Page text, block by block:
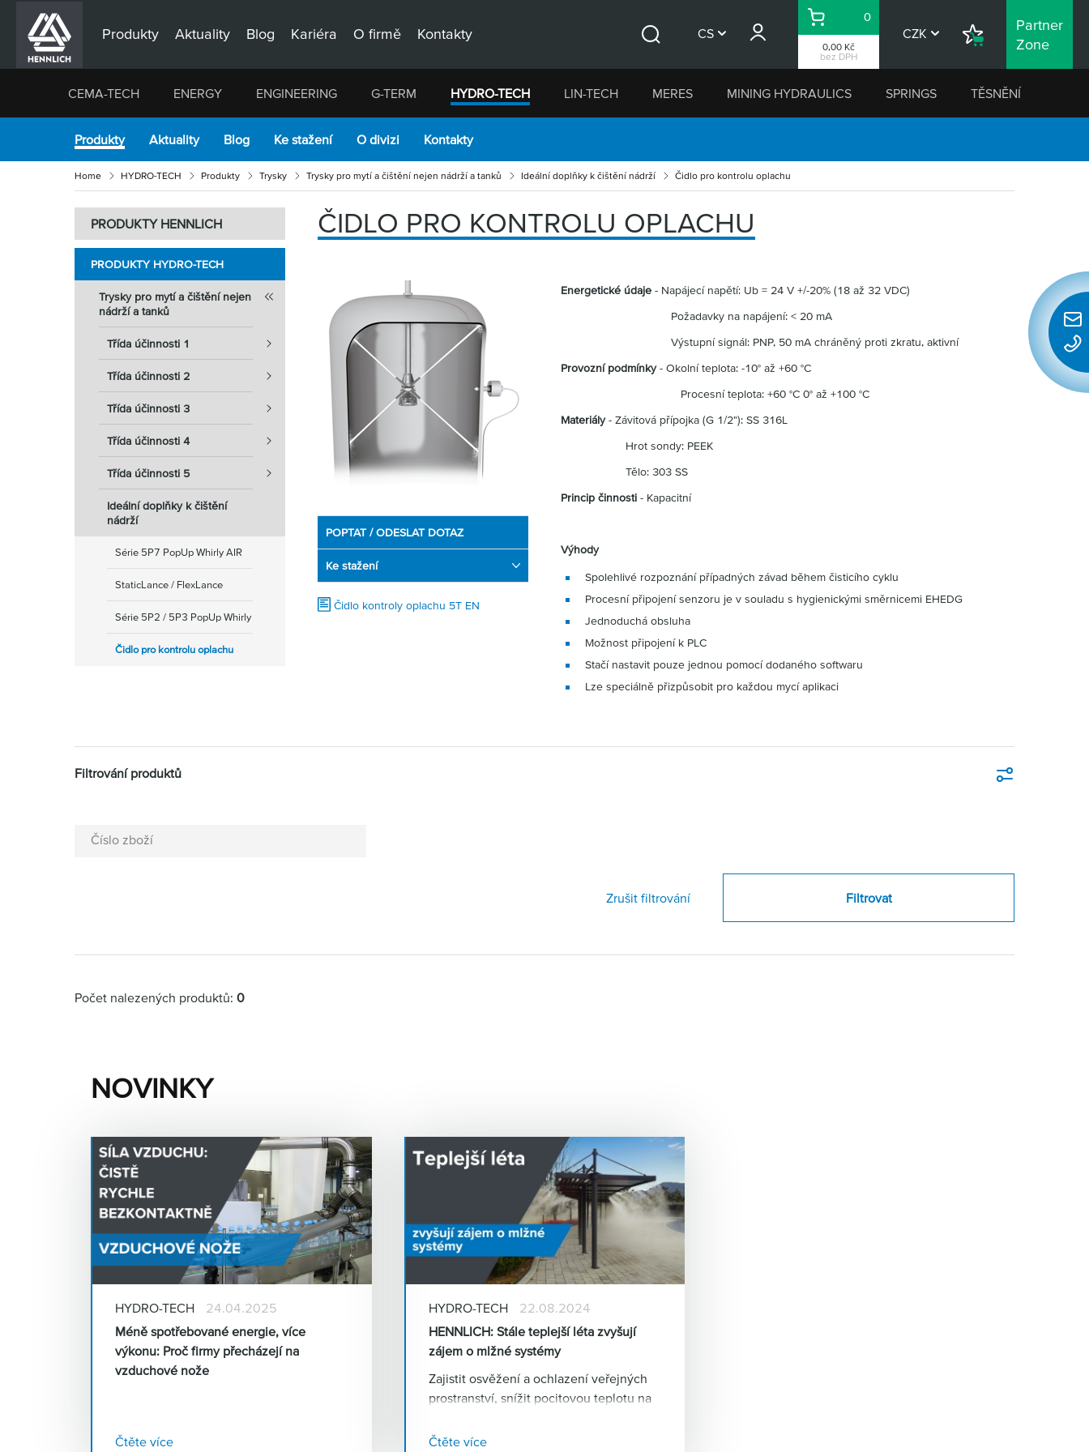
Produkty Aktuality Blog Kariéra O firmě Kontakty CS
0,00 Kč
bez DPH
Košík
0
CZK
Nákupní
Partner
Zone
CEMA-TECH ENERGY ENGINEERING G-TERM HYDRO-TECH LIN-TECH MERES MINING HYDRAULICS SPRINGS TĚSNĚNÍ
Produkty Aktuality Blog Ke stažení O divizi Kontakty
Home HYDRO-TECH Produkty Trysky Trysky pro mytí a čištění nejen nádrží a tanků Ideální doplňky k čištění nádrží Čidlo pro kontrolu oplachu
PRODUKTY HENNLICH
PRODUKTY HYDRO-TECH
Trysky pro mytí a čištění nejen
nádrží a tanků
Třída účinnosti 1
Třída účinnosti 2
Třída účinnosti 3
Třída účinnosti 4
Třída účinnosti 5
Ideální doplňky k čištění
nádrží
Série 5P7 PopUp Whirly AIR
StaticLance / FlexLance
Série 5P2 / 5P3 PopUp Whirly
Čidlo pro kontrolu oplachu
ČIDLO PRO KONTROLU OPLACHU
POPTAT / ODESLAT DOTAZ
Ke stažení
Čidlo kontroly oplachu 5T EN
Energetické údaje - Napájecí napětí: Ub = 24 V +/-20% (18 až 32 VDC)
Požadavky na napájení: < 20 mA
Výstupní signál: PNP, 50 mA chráněný proti zkratu, aktivní
Provozní podmínky- Okolní teplota: -10° až +60 °C
Procesní teplota: +60 °C 0° až +100 °C
Materiály- Závitová přípojka (G 1/2"): SS 316L
Hrot sondy: PEEK
Tělo: 303 SS
Princip činnosti - Kapacitní
Výhody
Spolehlivé rozpoznání případných závad během čisticího cyklu
Procesní připojení senzoru je v souladu s hygienickými směrnicemi EHEDG
Jednoduchá obsluha
Možnost připojení k PLC
Stačí nastavit pouze jednou pomocí dodaného softwaru
Lze speciálně přizpůsobit pro každou mycí aplikaci
Filtrování produktů
Číslo zboží
Zrušit filtrování Filtrovat
Počet nalezených produktů: 0
NOVINKY
HYDRO-TECH
24.04.2025
Méně spotřebované energie, více
výkonu: Proč firmy přecházejí na
vzduchové nože
Čtěte více
HYDRO-TECH
22.08.2024
HENNLICH: Stále teplejší léta zvyšují
zájem o mlžné systémy
Zajistit osvěžení a ochlazení veřejných
prostranství, snížit pocitovou teplotu na
dozrávání zemědělských plodin – to je
Čtěte více